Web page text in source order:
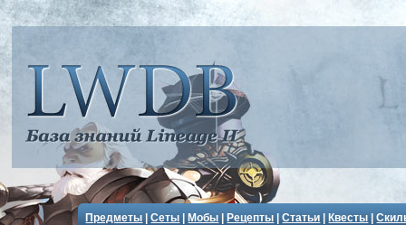
Предметы |Сеты Мобы Рецепты |Статьи Квесты |